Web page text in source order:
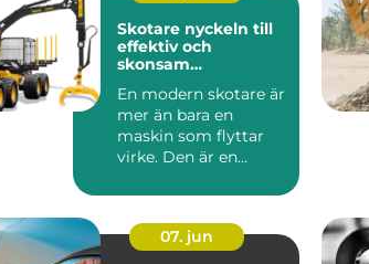
Skotare nyckeln till
effektiv och
skonsam
En modern skotare är
mer än bara en
maskin som flyttar
virke. Den är en
mellan avverk...
07. jun